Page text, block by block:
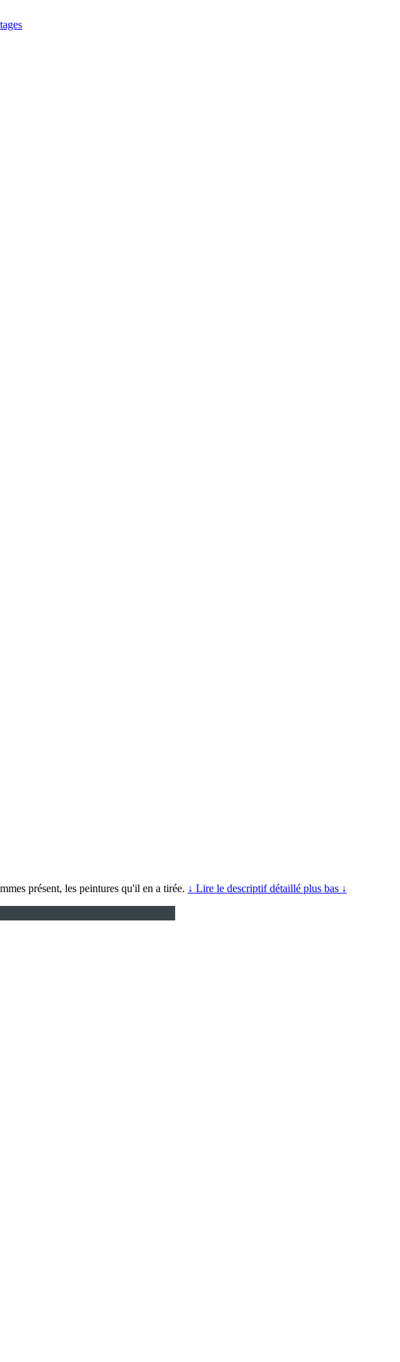
présent, les peintures qu'il en a tirée. ↓ Lire le descriptif détaillé plus bas ↓